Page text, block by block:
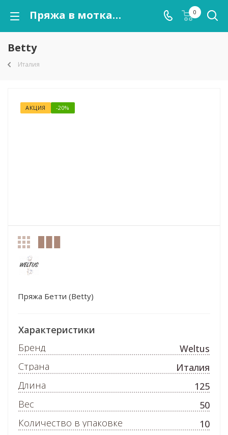
Пряжа в мотках Betty оптом от kutnor.ru 0
Betty
Италия
АКЦИЯ -20%
Пряжа Бетти (Betty)
Характеристики
Бренд
Weltus
Страна
Италия
Длина
125
Вес
50
Количество в упаковке
10